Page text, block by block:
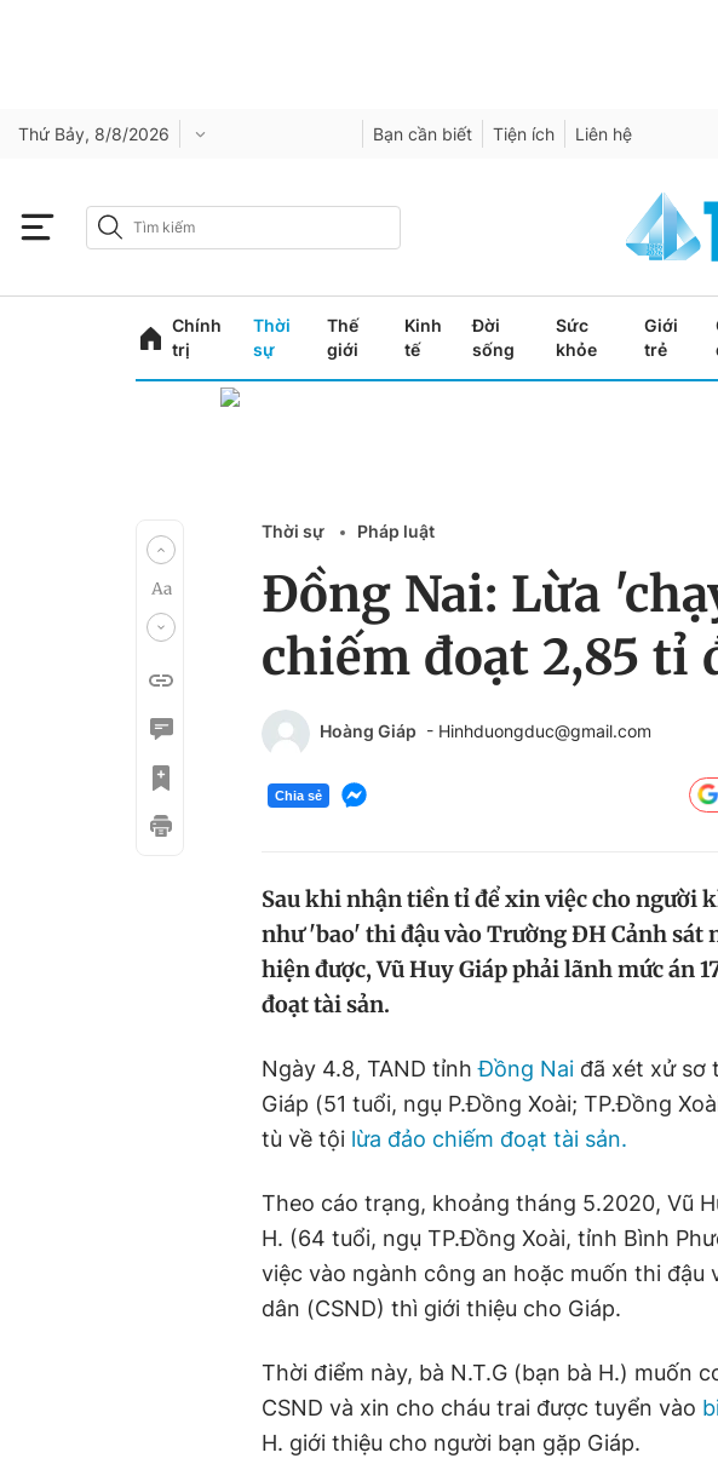
Thứ Bảy, 8/8/2026 Bạn cần biết Tiện ích Liên hệ
Chính
trị
Thời
sự
Thế
giới
Kinh
tế
Đời
sống
Sức
khỏe
Giới
trẻ
Thời sự Pháp luật
Đồng Nai: Lừa
chiếm đoạt 2,85 tỉ
Hoàng Giáp - Hinhduongduc@gmail.com
Chia sẻ
Sau khi nhận tiền tỉ để xin việc cho người
như 'bao' thi đậu vào Trường ĐH Cảnh
hiện được, Vũ Huy Giáp phải lãnh mức án
đoạt tài sản.
Ngày 4.8, TAND tỉnhĐồng Nai đã xét xử sơ
Giáp (51 tuổi, ngụ P.Đồng Xoài; TP.Đồng
tù về tội lừa đảo chiếm đoạt tài sản.
Theo cáo trạng, khoảng tháng 5.2020, Vũ
H. (64 tuổi, ngụ TP.Đồng Xoài, tỉnh Bình
việc vào ngành công an hoặc muốn thi đậu
dân (CSND) thì giới thiệu cho Giáp.
Thời điểm này, bà N.T.G (bạn bà H.) muốn
CSND và xin cho cháu trai được tuyển vào
H. giới thiệu cho người bạn gặp Giáp.